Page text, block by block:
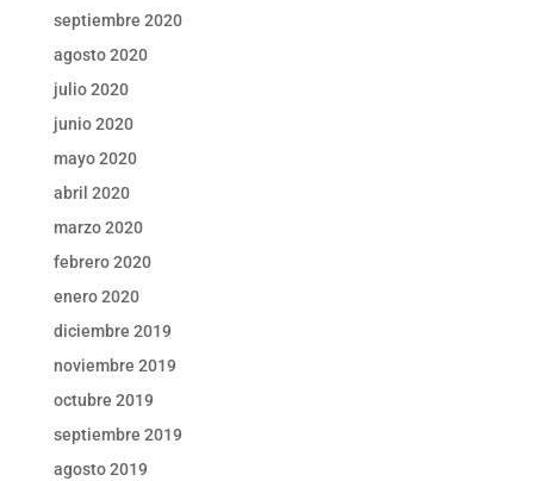
septiembre 2020
agosto 2020
julio 2020
junio 2020
mayo 2020
abril 2020
marzo 2020
febrero 2020
enero 2020
diciembre 2019
noviembre 2019
octubre 2019
septiembre 2019
agosto 2019